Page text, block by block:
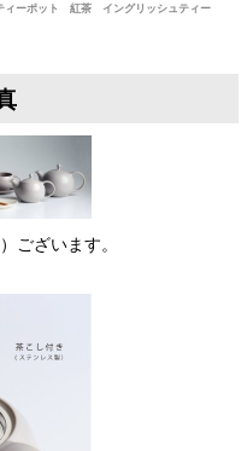
ーポット 紅茶 イングリッシュティー
ございます。